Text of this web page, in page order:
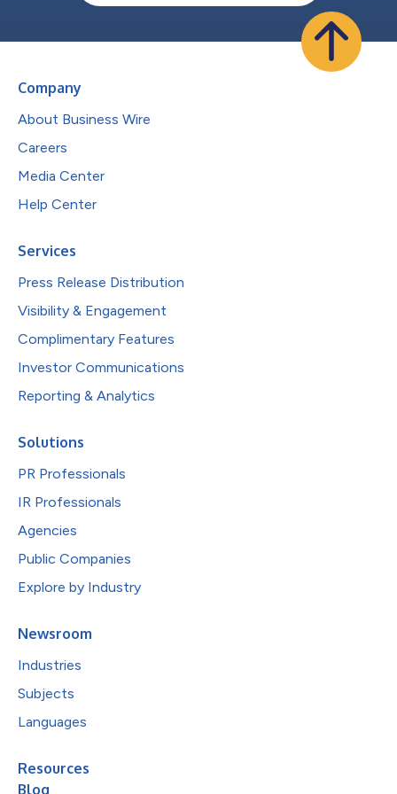
Company
About Business Wire
Careers
Media Center
Help Center
Services
Press Release Distribution
Visibility & Engagement
Complimentary Features
Investor Communications
Reporting & Analytics
Solutions
PR Professionals
IR Professionals
Agencies
Public Companies
Explore by Industry
Newsroom
Industries
Subjects
Languages
Resources
Blog